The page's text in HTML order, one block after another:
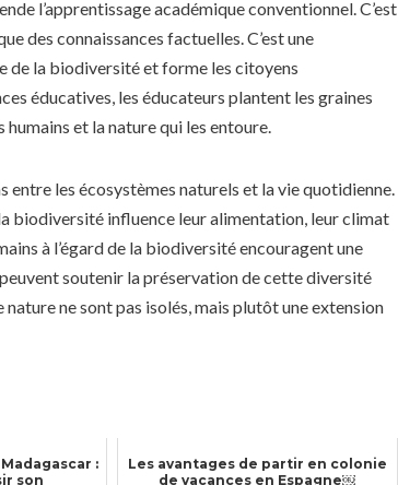
l’apprentissage académique conventionnel. C’est
des connaissances factuelles. C’est une
de la biodiversité et forme les citoyens
éducatives, les éducateurs plantent les graines
et la nature qui les entoure.
entre les écosystèmes naturels et la vie quotidienne.
biodiversité influence leur alimentation, leur climat
à l’égard de la biodiversité encouragent une
soutenir la préservation de cette diversité
ne sont pas isolés, mais plutôt une extension
:
son
Les avantages de partir en colonie
de vacances en Espagne￼